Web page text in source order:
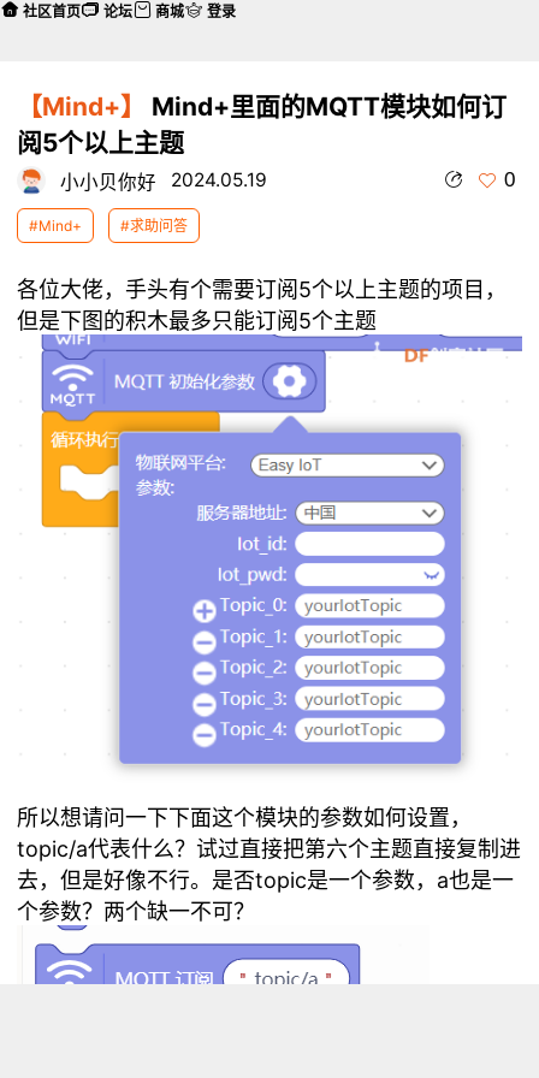
【Mind+】
Mind+里面的MQTT模块如何订
阅5个以上主题
小小贝你好 2024.05.19 0
#Mind+ #求助问答
各位大佬，手头有个需要订阅5个以上主题的项目，
但是下图的积木最多只能订阅5个主题
所以想请问一下下面这个模块的参数如何设置，
topic/a代表什么？试过直接把第六个主题直接复制进
去，但是好像不行。是否topic是一个参数，a也是一
个参数？两个缺一不可？
社区首页 论坛 商城 登录